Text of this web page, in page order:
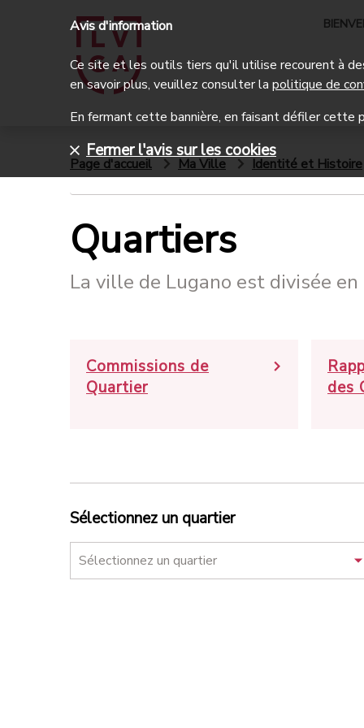
Page d'accueil Ma Ville Identité et Histoire
Quartiers
La ville de Lugano est divisée
Commissions de
Quartier
des
Sélectionnez un quartier
Sélectionnez un quartier
Avis d'information
Ce site et les outils tiers qu'il utilise recourent à
en savoir plus, veuillez consulter la politique de
En fermant cette bannière, en faisant défiler cette
Fermer l'avis sur les cookies